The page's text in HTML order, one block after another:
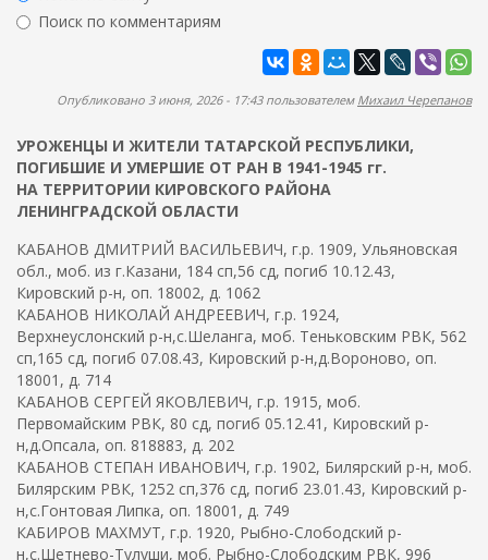
р
и
с
к
а
Поиск по комментариям
Опубликовано 3 июня, 2026 - 17:43 пользователем Михаил Черепанов
УРОЖЕНЦЫ И ЖИТЕЛИ ТАТАРСКОЙ РЕСПУБЛИКИ,
ПОГИБШИЕ И УМЕРШИЕ ОТ РАН В 1941-1945 гг.
НА ТЕРРИТОРИИ КИРОВСКОГО РАЙОНА
ЛЕНИНГРАДСКОЙ ОБЛАСТИ
КАБАНОВ ДМИТРИЙ ВАСИЛЬЕВИЧ, г.р. 1909, Ульяновская
обл., моб. из г.Казани, 184 сп,56 сд, погиб 10.12.43,
Кировский р-н, оп. 18002, д. 1062
КАБАНОВ НИКОЛАЙ АНДРЕЕВИЧ, г.р. 1924,
Верхнеуслонский р-н,с.Шеланга, моб. Теньковским РВК, 562
сп,165 сд, погиб 07.08.43, Кировский р-н,д.Вороново, оп.
18001, д. 714
КАБАНОВ СЕРГЕЙ ЯКОВЛЕВИЧ, г.р. 1915, моб.
Первомайским РВК, 80 сд, погиб 05.12.41, Кировский р-
н,д.Опсала, оп. 818883, д. 202
КАБАНОВ СТЕПАН ИВАНОВИЧ, г.р. 1902, Билярский р-н, моб.
Билярским РВК, 1252 сп,376 сд, погиб 23.01.43, Кировский р-
н,с.Гонтовая Липка, оп. 18001, д. 749
КАБИРОВ МАХМУТ, г.р. 1920, Рыбно-Слободский р-
н,с.Шетнево-Тулуши, моб. Рыбно-Слободским РВК, 996